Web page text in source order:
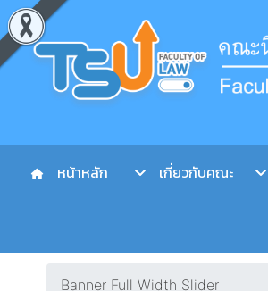
หน้าหลัก เกี่ยวกับคณะ
Banner Full Width Slider